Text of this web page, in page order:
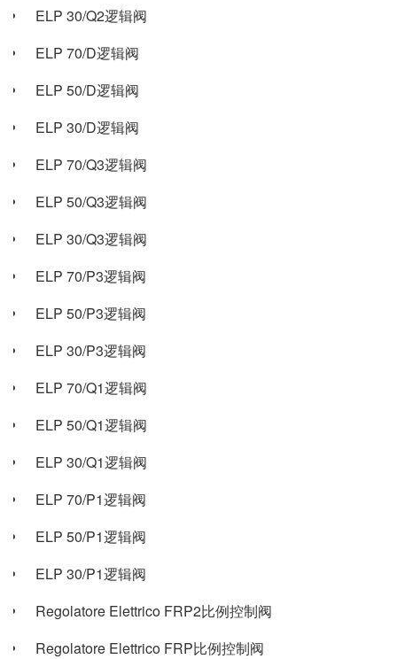
ELP 30/Q2逻辑阀
ELP 70/D逻辑阀
ELP 50/D逻辑阀
ELP 30/D逻辑阀
ELP 70/Q3逻辑阀
ELP 50/Q3逻辑阀
ELP 30/Q3逻辑阀
ELP 70/P3逻辑阀
ELP 50/P3逻辑阀
ELP 30/P3逻辑阀
ELP 70/Q1逻辑阀
ELP 50/Q1逻辑阀
ELP 30/Q1逻辑阀
ELP 70/P1逻辑阀
ELP 50/P1逻辑阀
ELP 30/P1逻辑阀
Regolatore Elettrico FRP2比例控制阀
Regolatore Elettrico FRP比例控制阀